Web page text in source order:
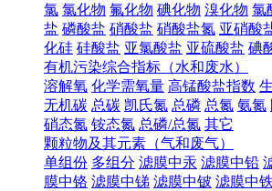
氯 氯化物 氟化物 碘化物 溴化物 氯
盐 磷酸盐 硝酸盐 硝酸盐氮 亚硝酸
化硅 硅酸盐 亚氯酸盐 亚硫酸盐 碘
有机污染综合指标（水和废水）
溶解氧 化学需氧量 高锰酸盐指数
无机碳 总碳 凯氏氮 总磷 总氮 氨氮
硝态氮 铵态氮 总磷/总氮 其它
颗粒物及其元素（气和废气）
单组份 多组分 滤膜中汞 滤膜中铅
膜中铬 滤膜中锑 滤膜中铍 滤膜中